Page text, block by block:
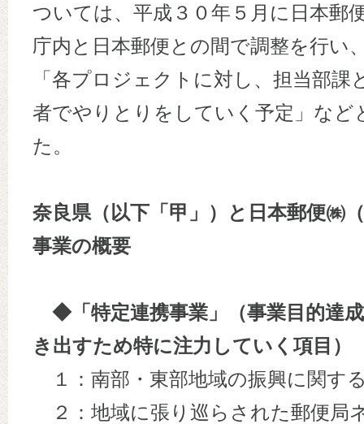
ついては、平成３０年５月に日本郵
庁内と日本郵便との間で調整を行い
「各プロジェクトに対し、担当部課
者でやりとりをしていく予定」など
た。
奈良県（以下「甲」）と日本郵便㈱
事業の概要
◆「特定連携事業」（事業目的達
き出すため特に注力していく項目）
１：南部・東部地域の振興に関す
２：地域に張り巡らされた郵便局